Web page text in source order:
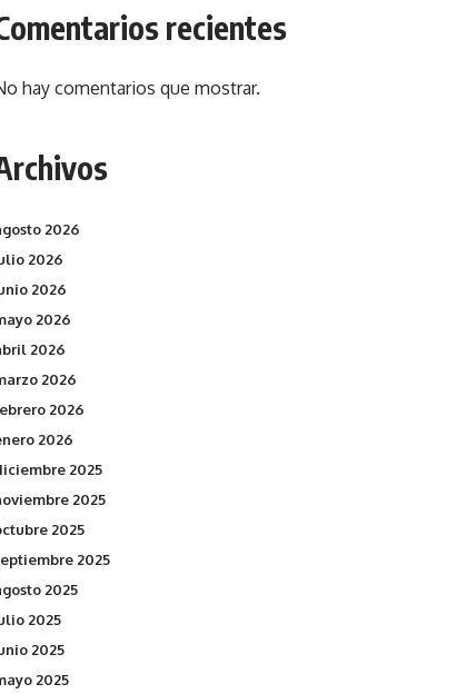
recientes
hay comentarios que mostrar.
2026
2026
2026
2026
2026
2026
2026
2026
2025
2025
2025
2025
2025
2025
2025
2025